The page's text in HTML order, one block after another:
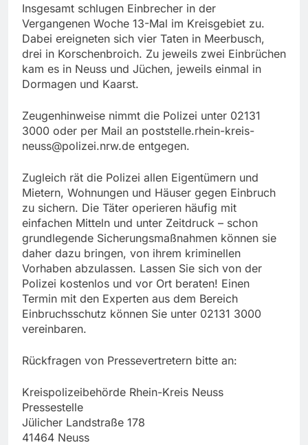
Insgesamt schlugen Einbrecher in der
Vergangenen Woche 13-Mal im Kreisgebiet zu.
Dabei ereigneten sich vier Taten in Meerbusch,
drei in Korschenbroich. Zu jeweils zwei Einbrüchen
kam es in Neuss und Jüchen, jeweils einmal in
Dormagen und Kaarst.
Zeugenhinweise nimmt die Polizei unter 02131
3000 oder per Mail an poststelle.rhein-kreis-
neuss@polizei.nrw.de entgegen.
Zugleich rät die Polizei allen Eigentümern und
Mietern, Wohnungen und Häuser gegen Einbruch
zu sichern. Die Täter operieren häufig mit
einfachen Mitteln und unter Zeitdruck – schon
grundlegende Sicherungsmaßnahmen können sie
daher dazu bringen, von ihrem kriminellen
Vorhaben abzulassen. Lassen Sie sich von der
Polizei kostenlos und vor Ort beraten! Einen
Termin mit den Experten aus dem Bereich
Einbruchsschutz können Sie unter 02131 3000
vereinbaren.
Rückfragen von Pressevertretern bitte an:
Kreispolizeibehörde Rhein-Kreis Neuss
Pressestelle
Jülicher Landstraße 178
41464 Neuss